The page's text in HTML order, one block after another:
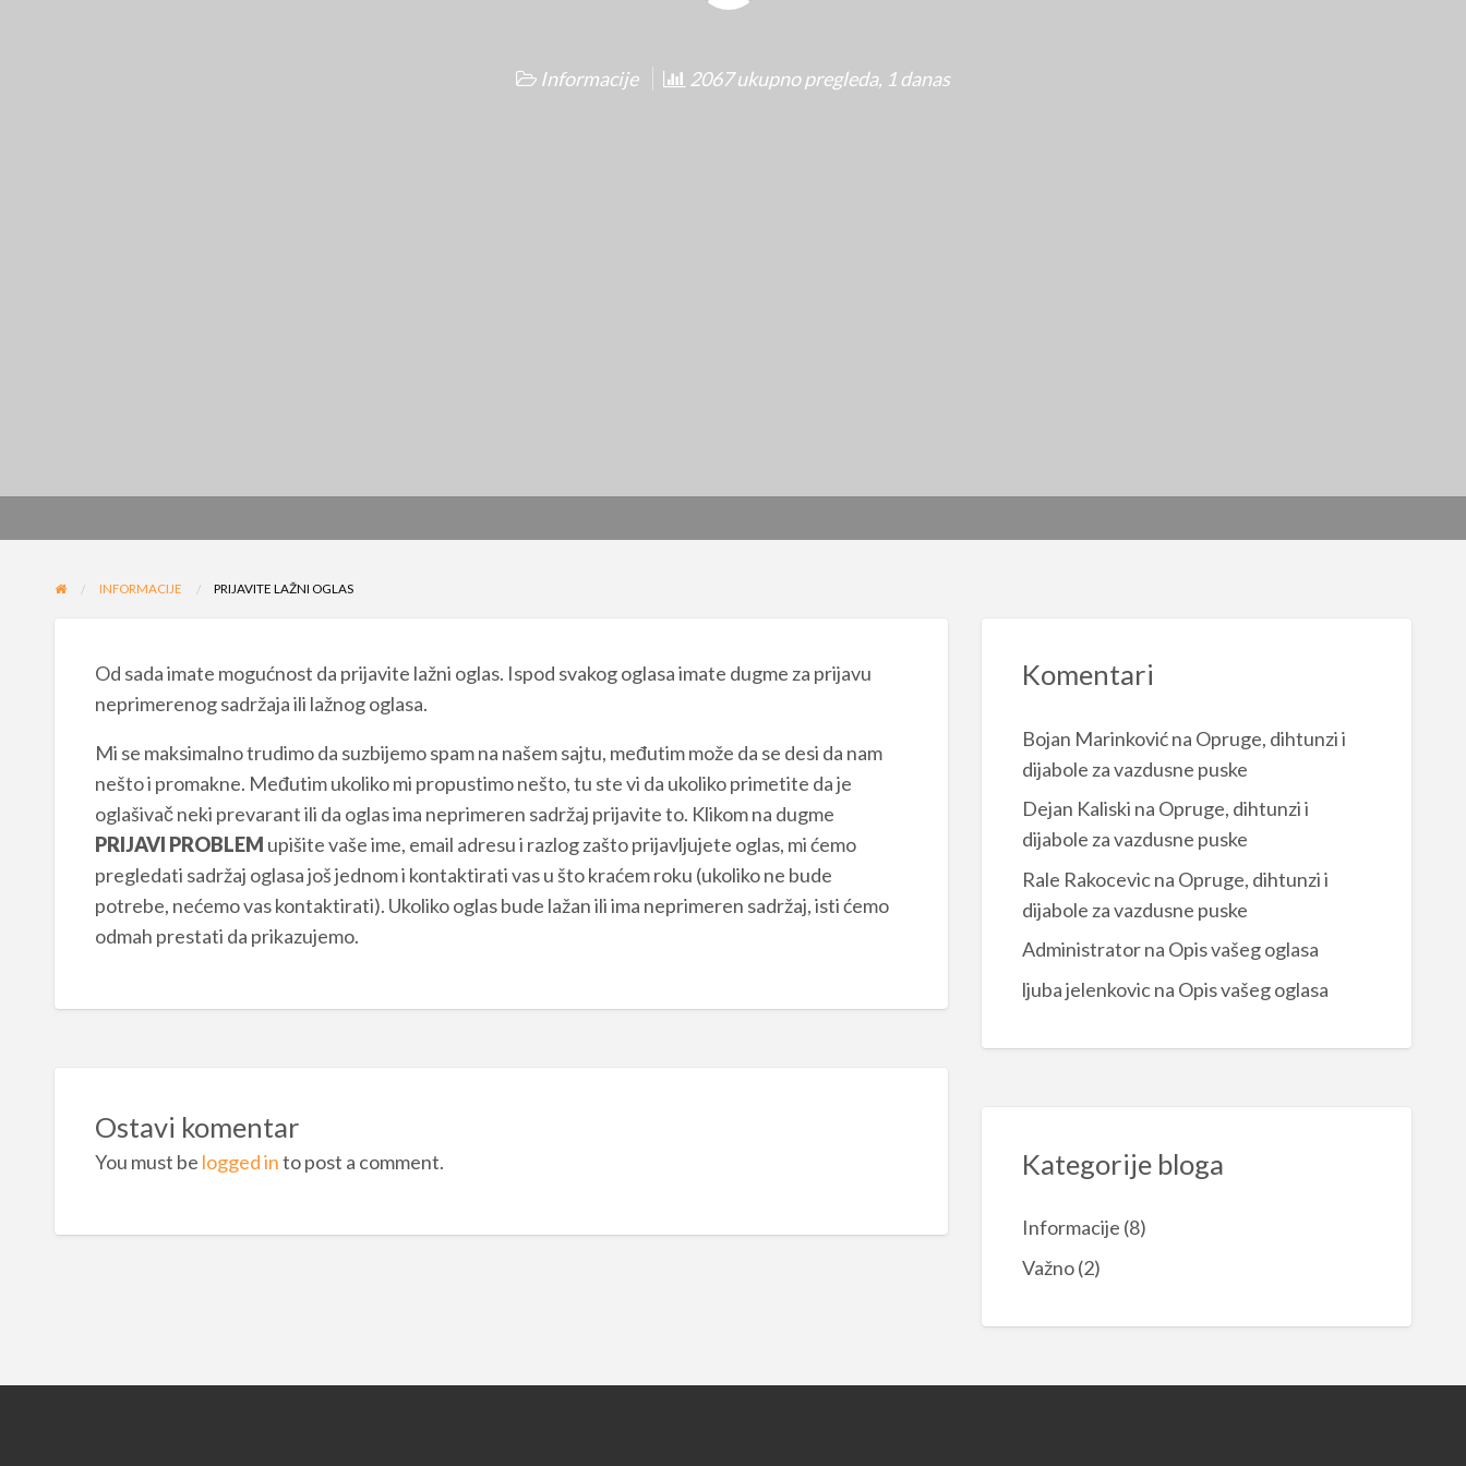
Informacije 2067 ukupno pregleda, 1 danas
INFORMACIJE PRIJAVITE LAŽNI OGLAS
Od sada imate mogućnost da prijavite lažni oglas. Ispod svakog oglasa imate dugme za prijavu
neprimerenog sadržaja ili lažnog oglasa.
Mi se maksimalno trudimo da suzbijemo spam na našem sajtu, međutim može da se desi da nam
nešto i promakne. Međutim ukoliko mi propustimo nešto, tu ste vi da ukoliko primetite da je
oglašivač neki prevarant ili da oglas ima neprimeren sadržaj prijavite to. Klikom na dugme
PRIJAVI PROBLEM upišite vaše ime, email adresu i razlog zašto prijavljujete oglas, mi ćemo
pregledati sadržaj oglasa još jednom i kontaktirati vas u što kraćem roku (ukoliko ne bude
potrebe, nećemo vas kontaktirati). Ukoliko oglas bude lažan ili ima neprimeren sadržaj, isti ćemo
odmah prestati da prikazujemo.
Ostavi komentar
You must be logged into post a comment.
Komentari
Bojan Marinkovićna Opruge, dihtunzi i
dijabole za vazdusne puske
Dejan Kaliski na Opruge, dihtunzi i
dijabole za vazdusne puske
Rale Rakocevicna Opruge, dihtunzi i
dijabole za vazdusne puske
Administratorna Opis vašeg oglasa
ljuba jelenkovicna Opis vašeg oglasa
Kategorije bloga
Informacije (8)
Važno(2)